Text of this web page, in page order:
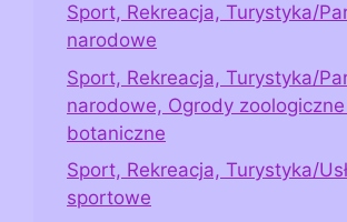
Sport, Rekreacja, Turystyka/
narodowe
Sport, Rekreacja, Turystyka/
narodowe, Ogrody
botaniczne
Sport, Rekreacja, Turystyka/
sportowe